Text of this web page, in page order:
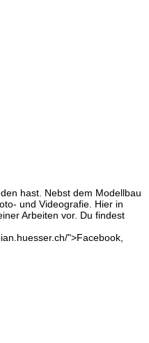
hast. Nebst dem Modellbau
und Videografie. Hier in
Arbeiten vor. Du findest
">Facebook,